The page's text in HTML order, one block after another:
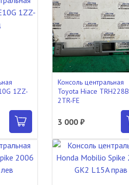
1ZZ-
Консоль центральная
Toyota Hiace TRH228B
2TR-FE
3 000 ₽